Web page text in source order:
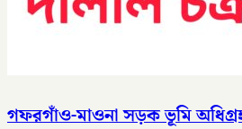
গফরগাঁও-মাওনা সড়ক ভূমি